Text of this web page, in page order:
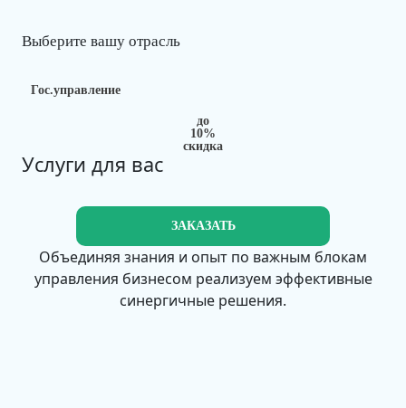
Гос.управление
Выберите вашу отрасль
до
10%
скидка
Услуги для вас
ЗАКАЗАТЬ
Объединяя знания и опыт по важным блокам
управления бизнесом реализуем эффективные
синергичные решения.